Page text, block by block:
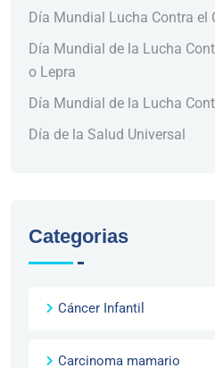
Día Mundial Lucha Contra el
Día Mundial de la Lucha
o Lepra
Día Mundial de la Lucha
Día de la Salud Universal
Categorias
Cáncer Infantil
Carcinoma mamario